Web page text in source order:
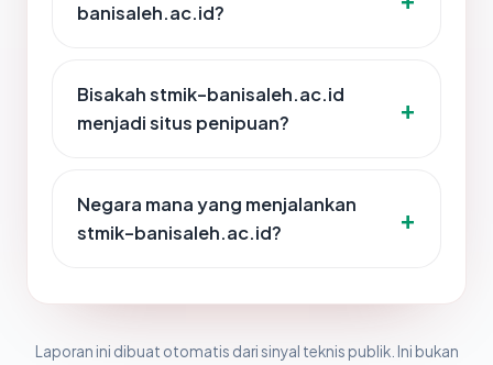
banisaleh.ac.id?
Bisakah stmik-banisaleh.ac.id
menjadi situs penipuan?
Negara mana yang menjalankan
stmik-banisaleh.ac.id?
Laporan ini dibuat otomatis dari sinyal teknis publik. Ini bukan